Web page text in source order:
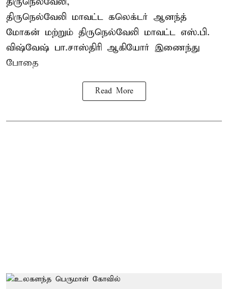
திருநெல்வேலி மாவட்ட கலெக்டர் ஆனந்த்
மோகன் மற்றும் திருநெல்வேலி மாவட்ட எஸ்.பி.
விஷ்வேஷ் பா.சாஸ்திரி ஆகியோர் இணைந்து
போதை
Read More